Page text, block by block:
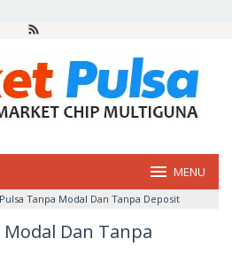
MENU
Tanpa Modal Dan Tanpa Deposit
Dan Tanpa